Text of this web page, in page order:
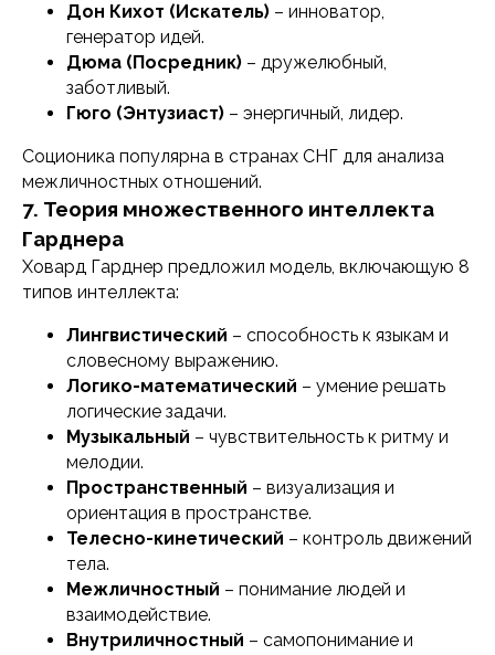
Дон Кихот (Искатель) – инноватор,
генератор идей.
Дюма (Посредник) – дружелюбный,
заботливый.
Гюго (Энтузиаст) – энергичный, лидер.
Соционика популярна в странах СНГ для анализа
межличностных отношений.
7. Теория множественного интеллекта
Гарднера
Ховард Гарднер предложил модель, включающую 8
типов интеллекта:
Лингвистический – способность к языкам и
словесному выражению.
Логико-математический – умение решать
логические задачи.
Музыкальный – чувствительность к ритму и
мелодии.
Пространственный – визуализация и
ориентация в пространстве.
Телесно-кинетический – контроль движений
тела.
Межличностный – понимание людей и
взаимодействие.
Внутриличностный – самопонимание и
ООО «ИСП»
ОГРН 1197746615736
ИНН 7727431274
125315, г. Москва,
пр-кт Ленинградский, д. 68, стр. 24,
эт/пом/ком 2/IV/20
+7(499) 229-58-68,
+7 (495) 152-08-01
info@iomp.ru
Расписание
Преподаватели
Программы
Отзывы
Блог